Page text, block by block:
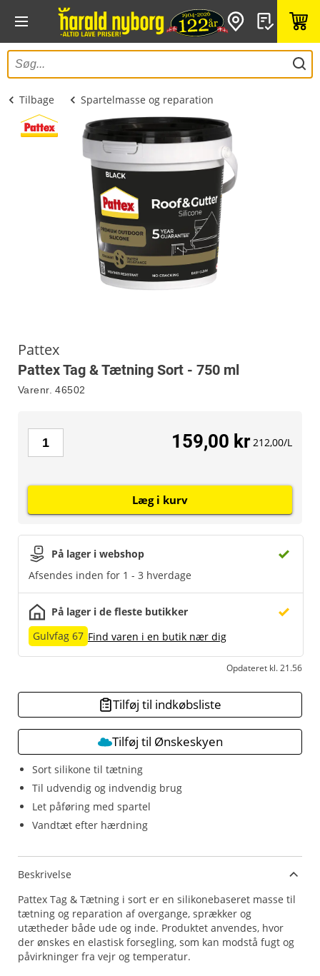
Tilbage Spartelmasse og reparation
Pattex
Pattex Tag & Tætning Sort - 750 ml
Varenr. 46502
Sort silikone til tætning
Til udvendig og indvendig brug
Let påføring med spartel
Vandtæt efter hærdning
På lager i webshop
Afsendes inden for 1 - 3 hverdage
På lager i de fleste butikker
Gulvfag 67 Find varen i en butik nær dig
Opdateret kl. 21.56
159,00 kr 212,00/L
Læg i kurv
Tilføj til indkøbsliste
Tilføj til Ønskeskyen
Beskrivelse
Pattex Tag & Tætning i sort er en silikonebaseret masse til
tætning og reparation af overgange, sprækker og
utætheder både ude og inde. Produktet anvendes, hvor
der ønskes en elastisk forsegling, som kan modstå fugt og
påvirkninger fra vejr og temperatur.